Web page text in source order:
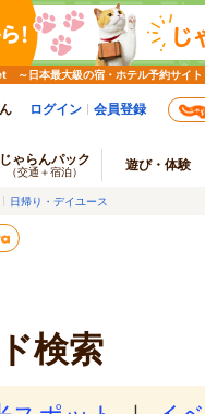
～日本最大級の宿・ホテル予約サイト
ログイン 会員登録
じゃらんパック
（交通＋宿泊） 遊び・体験
日帰り・デイユース
検索